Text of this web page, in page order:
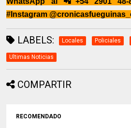
#Instagram
LABELS: Locales Policiales
Ultimas Noticias
COMPARTIR
RECOMENDADO